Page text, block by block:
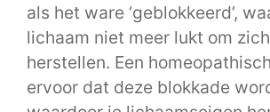
als het ware ‘geblokkeerd’,
lichaam niet meer lukt om
herstellen. Een
ervoor dat deze blokkade